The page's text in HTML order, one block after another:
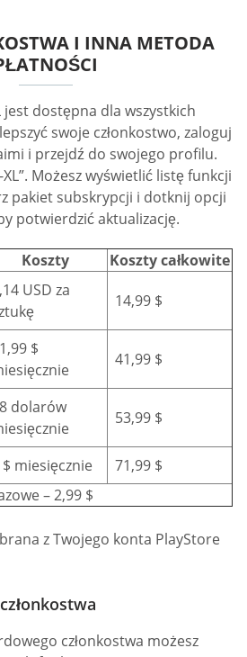
I INNA METODA
jest dostępna dla wszystkich
swoje członkostwo, zaloguj
i przejdź do swojego profilu.
Możesz wyświetlić listę funkcji
pakiet subskrypcji i dotknij opcji
potwierdzić aktualizację.
Koszty Koszty całkowite
USD za
14,99 $
$
41,99 $
dolarów
53,99 $
$ miesięcznie
71,99 $
– 2,99 $
z Twojego konta PlayStore
członkostwa możesz